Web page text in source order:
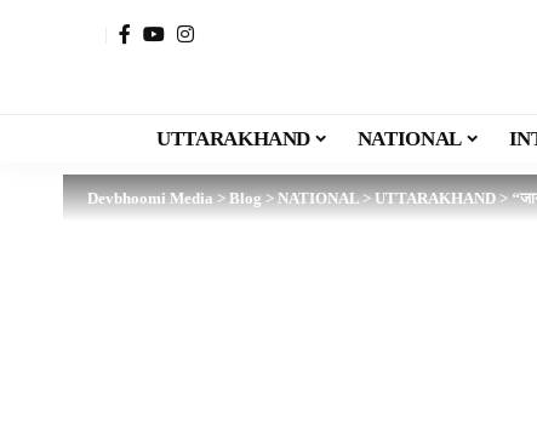
UTTARAKHAND NATIONAL
Devbhoomi Media>Blog>NATIONAL>UTTARAKHAND>